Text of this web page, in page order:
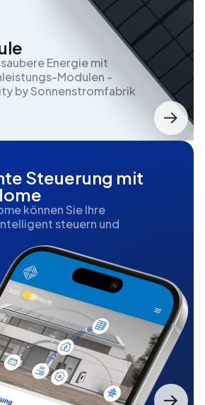
Energie mit
Modulen -
by Sonnenstromfabrik
Steuerung mit
können Sie Ihre
steuern und